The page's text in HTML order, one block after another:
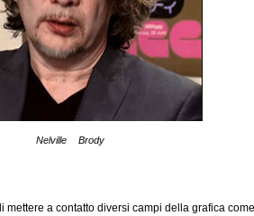
Nelville Brody
mettere a contatto diversi campi della grafica